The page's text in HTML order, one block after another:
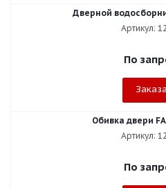
Дверной
Артикул:
По
Обивка двери
Артикул:
По